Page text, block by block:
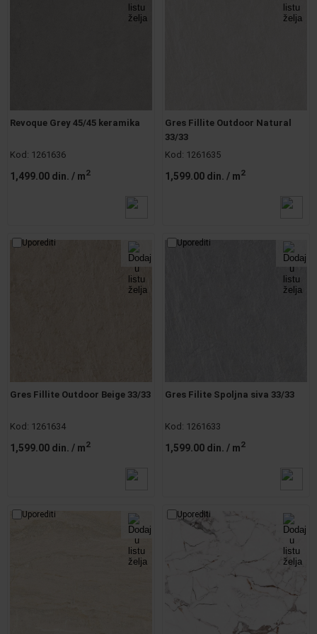
Revoque Grey 45/45 keramika
Kod: 1261636
1,499.00 din. / m2
Gres Fillite Outdoor Natural
33/33
Kod: 1261635
1,599.00 din. / m2
Uporediti
Gres Fillite Outdoor Beige 33/33
Kod: 1261634
1,599.00 din. / m2
Uporediti
Gres Filite Spoljna siva 33/33
Kod: 1261633
1,599.00 din. / m2
Uporediti Uporediti